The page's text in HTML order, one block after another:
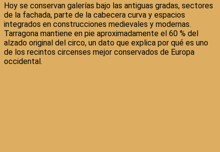
Hoy se conservan galerías bajo las antiguas gradas, sectores
de la fachada, parte de la cabecera curva y espacios
integrados en construcciones medievales y modernas.
Tarragona mantiene en pie aproximadamente el 60 % del
alzado original del circo, un dato que explica por qué es uno
de los recintos circenses mejor conservados de Europa
occidental.